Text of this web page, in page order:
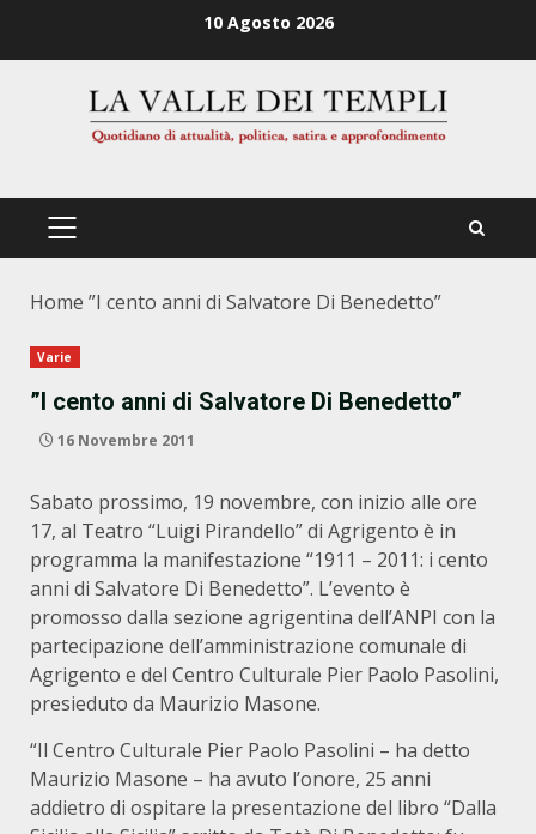
10 Agosto 2026
PRIMÄRES
Home ”I cento anni di Salvatore Di Benedetto”
Varie
”I cento anni di Salvatore Di Benedetto”
16 Novembre 2011
Sabato prossimo, 19 novembre, con inizio alle ore
17, al Teatro “Luigi Pirandello” di Agrigento è in
programma la manifestazione “1911 – 2011: i cento
anni di Salvatore Di Benedetto”. L’evento è
promosso dalla sezione agrigentina dell’ANPI con la
partecipazione dell’amministrazione comunale di
Agrigento e del Centro Culturale Pier Paolo Pasolini,
presieduto da Maurizio Masone.
“Il Centro Culturale Pier Paolo Pasolini – ha detto
Maurizio Masone – ha avuto l’onore, 25 anni
addietro di ospitare la presentazione del libro “Dalla